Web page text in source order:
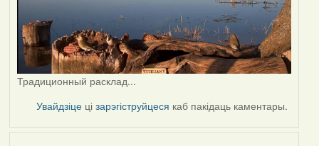
Традиционный расклад...
Увайдзіце цізарэгіструйцеся каб пакідаць каментары.